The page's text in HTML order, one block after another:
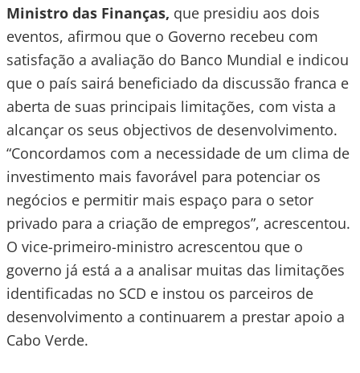
Ministro das Finanças, que presidiu aos dois
eventos, afirmou que o Governo recebeu com
satisfação a avaliação do Banco Mundial e indicou
que o país sairá beneficiado da discussão franca e
aberta de suas principais limitações, com vista a
alcançar os seus objectivos de desenvolvimento.
“Concordamos com a necessidade de um clima de
investimento mais favorável para potenciar os
negócios e permitir mais espaço para o setor
privado para a criação de empregos”, acrescentou.
O vice-primeiro-ministro acrescentou que o
governo já está a a analisar muitas das limitações
identificadas no SCD e instou os parceiros de
desenvolvimento a continuarem a prestar apoio a
Cabo Verde.